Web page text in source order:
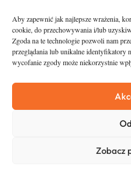
Aby zapewnić jak najlepsze wrażenia,
cookie, do przechowywania i/lub
Zgoda na te technologie pozwoli nam
przeglądania lub unikalne identyfikatory
wycofanie zgody może niekorzystnie
Zobacz
Asfalt